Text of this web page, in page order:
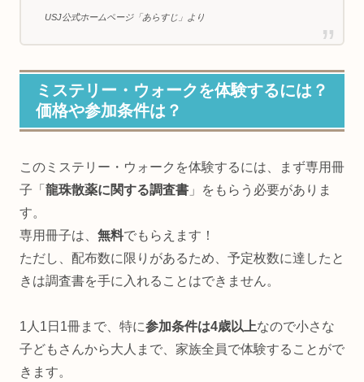
USJ公式ホームページ「あらすじ」より
ミステリー・ウォークを体験するには？
価格や参加条件は？
このミステリー・ウォークを体験するには、まず専用冊
子「 龍珠散薬に関する調査書 」をもらう必要がありま
す。
専用冊子は、 無料でもらえます！
ただし、配布数に限りがあるため、予定枚数に達したと
きは調査書を手に入れることはできません。
1人1日1冊まで、特に参加条件は4歳以上なので小さな
子どもさんから大人まで、家族全員で体験することがで
きます。